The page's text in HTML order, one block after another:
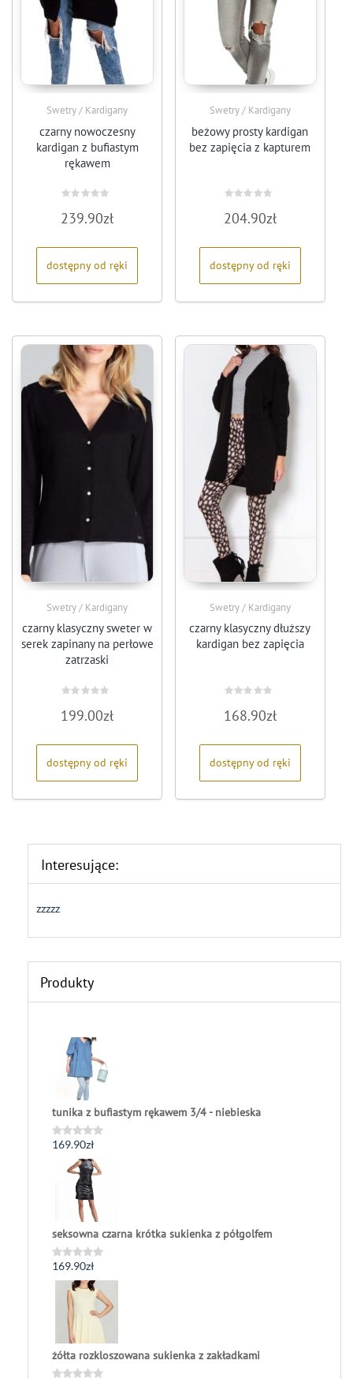
Swetry / Kardigany
czarny nowoczesny
kardigan z bufiastym
rękawem
0
na
239.90zł
dostępny od ręki
Swetry / Kardigany
beżowy prosty kardigan
bez zapięcia z kapturem
0
na
204.90zł
dostępny od ręki
Swetry / Kardigany
czarny klasyczny sweter w
serek zapinany na perłowe
zatrzaski
0
na
199.00zł
dostępny od ręki
Swetry / Kardigany
czarny klasyczny dłuższy
kardigan bez zapięcia
0
na
168.90zł
dostępny od ręki
Interesujące:
zzzzz
Produkty
tunika z bufiastym rękawem 3/4 - niebieska
Oceniono
169.90zł
seksowna czarna krótka sukienka z półgolfem
Oceniono
0
169.90zł
żółta rozkloszowana sukienka z zakładkami